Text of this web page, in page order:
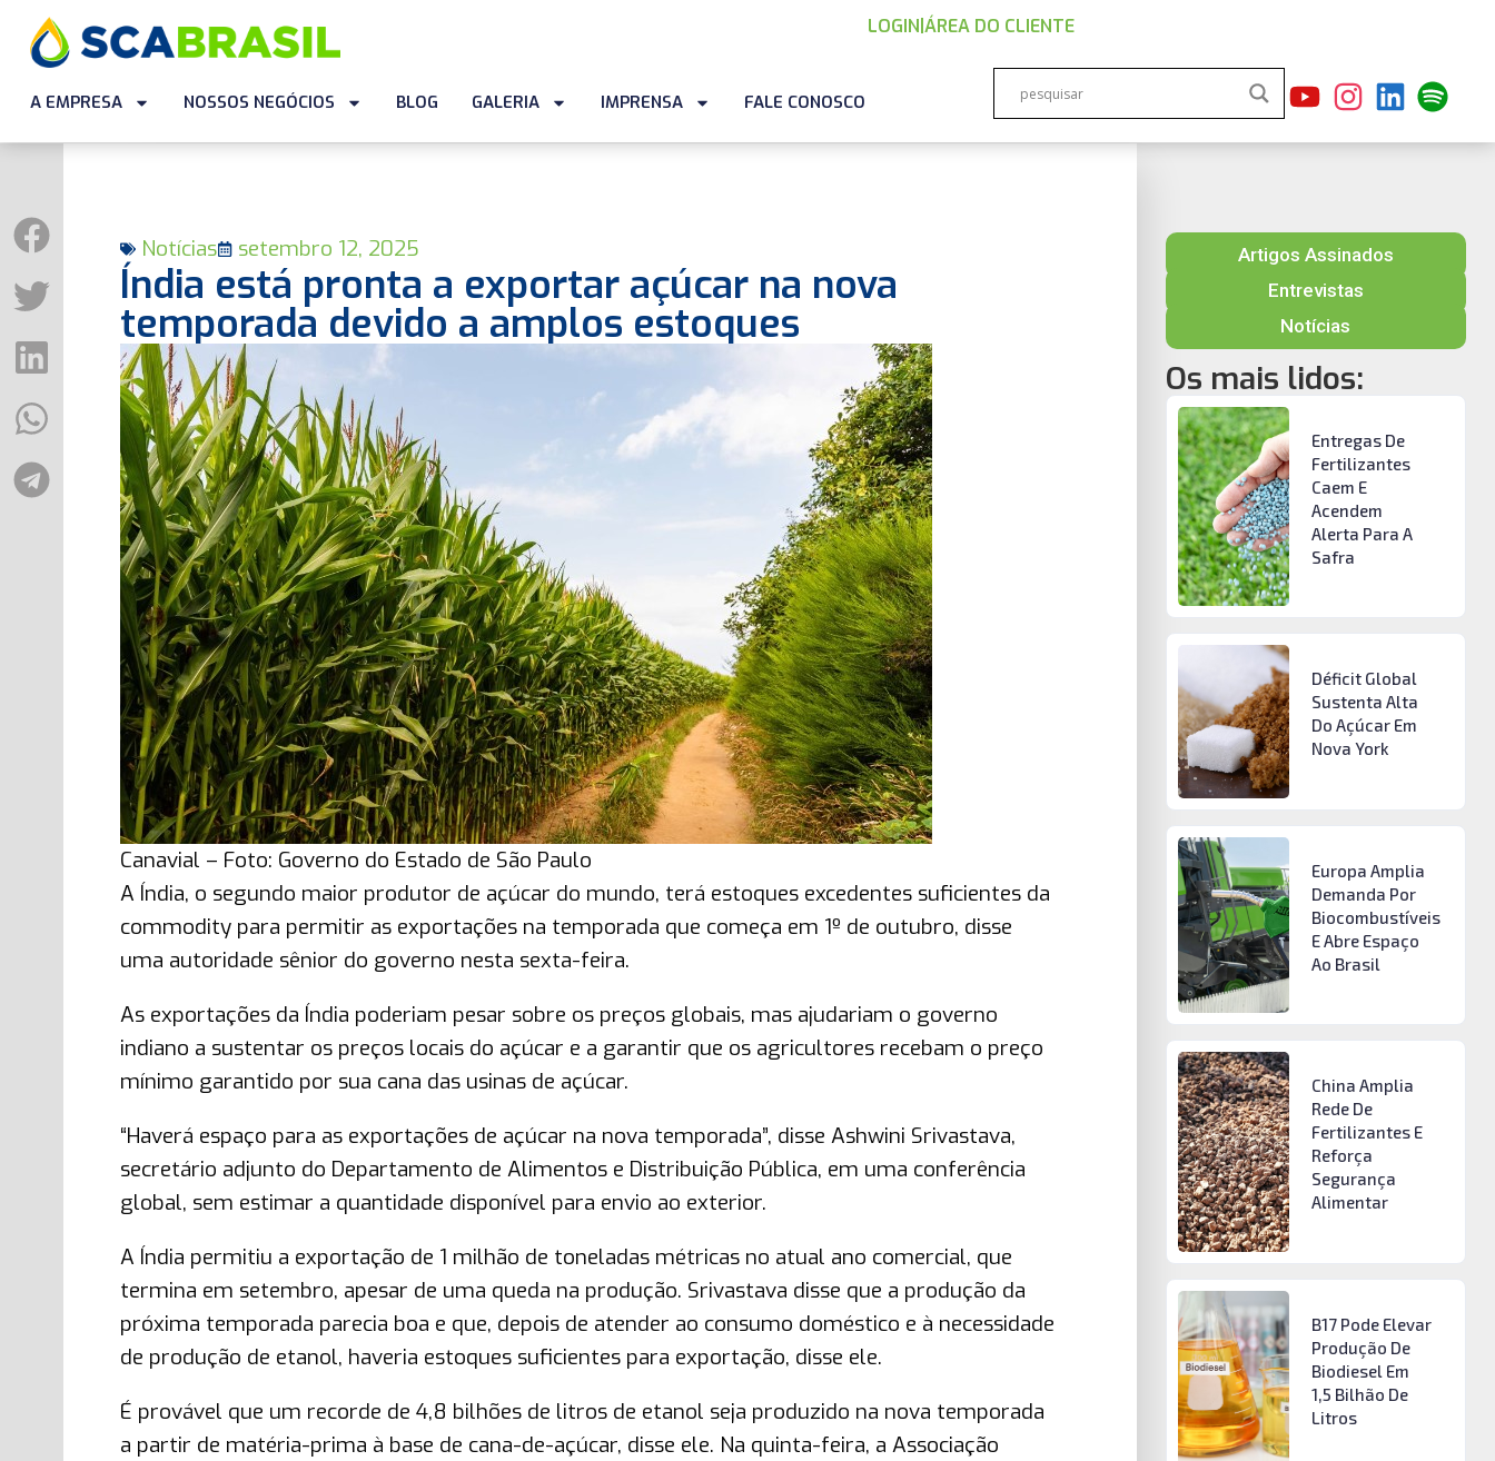
LOGIN |ÁREA DO CLIENTE
A EMPRESA NOSSOS NEGÓCIOS BLOG GALERIA IMPRENSA FALE CONOSCO
Notícias setembro 12, 2025
Índia está pronta a exportar açúcar na nova
temporada devido a amplos estoques
Canavial – Foto: Governo do Estado de São Paulo
A Índia, o segundo maior produtor de açúcar do mundo, terá estoques excedentes suficientes da
commodity para permitir as exportações na temporada que começa em 1º de outubro, disse
uma autoridade sênior do governo nesta sexta-feira.
As exportações da Índia poderiam pesar sobre os preços globais, mas ajudariam o governo
indiano a sustentar os preços locais do açúcar e a garantir que os agricultores recebam o preço
mínimo garantido por sua cana das usinas de açúcar.
“Haverá espaço para as exportações de açúcar na nova temporada”, disse Ashwini Srivastava,
secretário adjunto do Departamento de Alimentos e Distribuição Pública, em uma conferência
global, sem estimar a quantidade disponível para envio ao exterior.
A Índia permitiu a exportação de 1 milhão de toneladas métricas no atual ano comercial, que
termina em setembro, apesar de uma queda na produção. Srivastava disse que a produção da
próxima temporada parecia boa e que, depois de atender ao consumo doméstico e à necessidade
de produção de etanol, haveria estoques suficientes para exportação, disse ele.
É provável que um recorde de 4,8 bilhões de litros de etanol seja produzido na nova temporada
a partir de matéria-prima à base de cana-de-açúcar, disse ele. Na quinta-feira, a Associação
Artigos Assinados
Entrevistas
Notícias
Os mais lidos:
Entregas De
Fertilizantes
Caem E
Acendem
Alerta Para A
Safra
Déficit Global
Sustenta Alta
Do Açúcar Em
Nova York
Europa Amplia
Demanda Por
Biocombustíveis
E Abre Espaço
Ao Brasil
China Amplia
Rede De
Fertilizantes E
Reforça
Segurança
Alimentar
B17 Pode Elevar
Produção De
Biodiesel Em
1,5 Bilhão De
Litros